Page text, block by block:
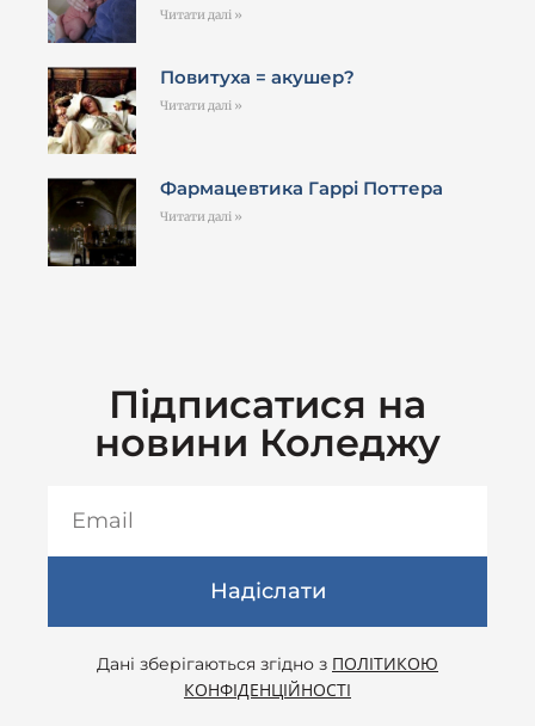
Читати далі »
Повитуха = акушер?
Читати далі »
Фармацевтика Гаррі Поттера
Читати далі »
Підписатися на
новини Коледжу
Надіслати
Дані зберігаються згідно з ПОЛІТИКОЮ
КОНФІДЕНЦІЙНОСТІ